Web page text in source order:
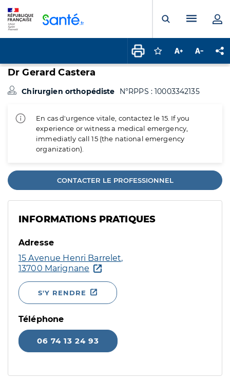
Ouvrir laMenu
Connectez-vous
Augmenter la
Dr Gerard Castera
Chirurgien orthopédiste N°RPPS : 10003342135
En cas d'urgence vitale, contactez le 15. If you
experience or witness a medical emergency,
immediatly call 15 (the national emergency
organization).
CONTACTER LE PROFESSIONNEL
INFORMATIONS PRATIQUES
Adresse
15 Avenue Henri Barrelet,
13700 Marignane
S'Y RENDRE
Téléphone
06 74 13 24 93